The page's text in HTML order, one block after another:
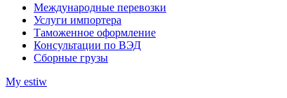
Международные перевозки
Услуги импортера
Таможенное оформление
Консультации по ВЭД
Сборные грузы
My estiw